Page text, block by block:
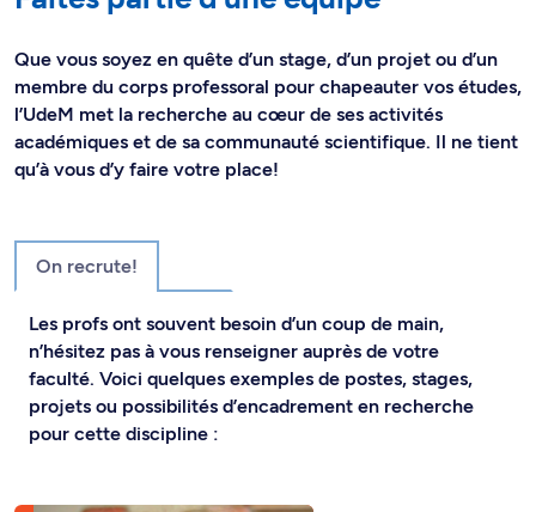
Que vous soyez en quête d’un stage, d’un projet ou d’un
membre du corps professoral pour chapeauter vos études,
l’UdeM met la recherche au cœur de ses activités
académiques et de sa communauté scientifique. Il ne tient
qu’à vous d’y faire votre place!
On recrute!
Les profs ont souvent besoin d’un coup de main,
n’hésitez pas à vous renseigner auprès de votre
faculté. Voici quelques exemples de postes, stages,
projets ou possibilités d’encadrement en recherche
pour cette discipline :